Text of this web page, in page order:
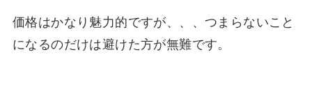
価格はかなり魅力的ですが、、、つまらないこと
になるのだけは避けた方が無難です。